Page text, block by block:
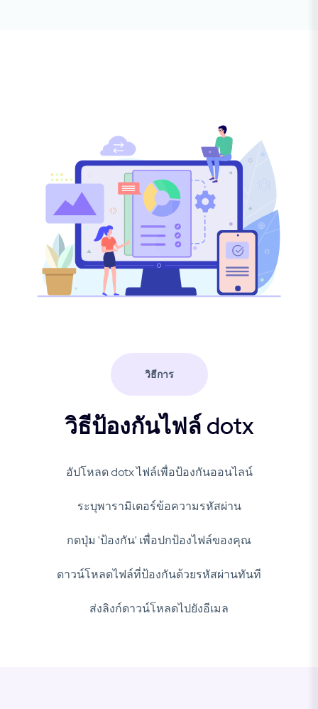
วิธีการ
วิธีป้องกันไฟล์ dotx
อัปโหลด dotx ไฟล์เพื่อป้องกันออนไลน์
ระบุพารามิเตอร์ข้อความรหัสผ่าน
กดปุ่ม 'ป้องกัน' เพื่อปกป้องไฟล์ของคุณ
ดาวน์โหลดไฟล์ที่ป้องกันด้วยรหัสผ่านทันที
ส่งลิงก์ดาวน์โหลดไปยังอีเมล